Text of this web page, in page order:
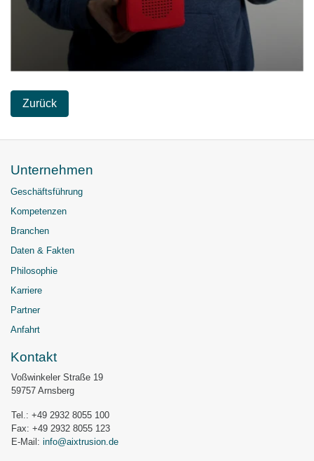
Zurück
Unternehmen
Geschäftsführung
Kompetenzen
Branchen
Daten & Fakten
Philosophie
Karriere
Partner
Anfahrt
Kontakt
Voßwinkeler Straße 19
59757 Arnsberg
Tel.: +49 2932 8055 100
Fax: +49 2932 8055 123
E-Mail: info@aixtrusion.de